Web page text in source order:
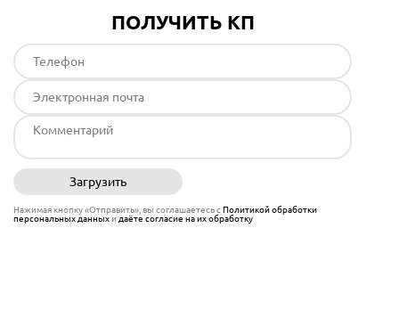
ПОЛУЧИТЬ КП
Загрузить
Нажимая кнопку «Отправить», вы соглашаетесь сПолитикой обработки
персональных данныхи даёте согласие на их обработку